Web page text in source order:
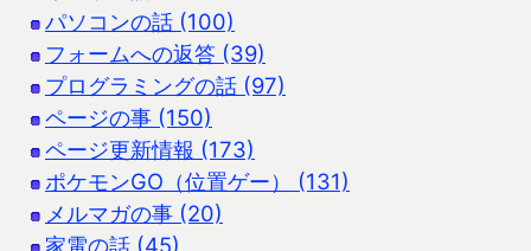
パソコンの話 (100)
フォームへの返答 (39)
プログラミングの話 (97)
ページの事 (150)
ページ更新情報 (173)
ポケモンGO（位置ゲー） (131)
メルマガの事 (20)
家電の話 (45)